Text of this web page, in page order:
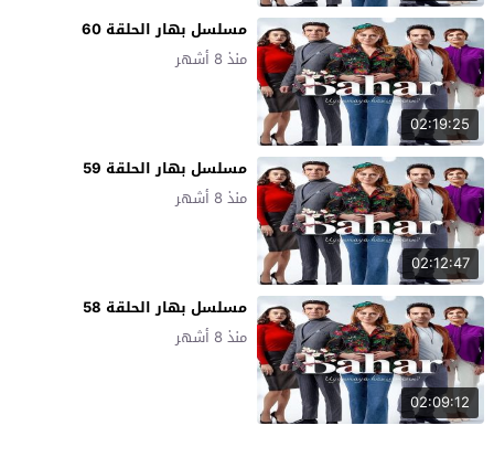
02:19:25
مسلسل بهار الحلقة 60
منذ 8 أشهر
02:12:47
مسلسل بهار الحلقة 59
منذ 8 أشهر
02:09:12
مسلسل بهار الحلقة 58
منذ 8 أشهر